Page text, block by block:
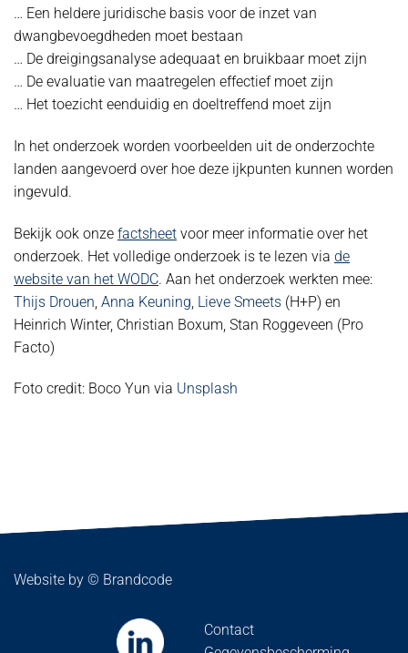
… Een heldere juridische basis voor de inzet van
dwangbevoegdheden moet bestaan
… De dreigingsanalyse adequaat en bruikbaar moet zijn
… De evaluatie van maatregelen effectief moet zijn
… Het toezicht eenduidig en doeltreffend moet zijn
In het onderzoek worden voorbeelden uit de onderzochte
landen aangevoerd over hoe deze ijkpunten kunnen worden
ingevuld.
Bekijk ook onze factsheet voor meer informatie over het
onderzoek. Het volledige onderzoek is te lezen via de
website van het WODC. Aan het onderzoek werkten mee:
Thijs Drouen Anna Keuning Lieve Smeets (H+P) en
Heinrich Winter, Christian Boxum, Stan Roggeveen (Pro
Facto)
Foto credit: Boco Yun via Unsplash
Website by © Brandcode
Contact